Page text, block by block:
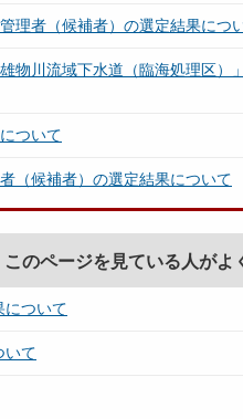
理者（候補者）の選定結果につ
物川流域下水道（臨海処理区
ついて
（候補者）の選定結果について
このページを見ている人がよ
について
いて